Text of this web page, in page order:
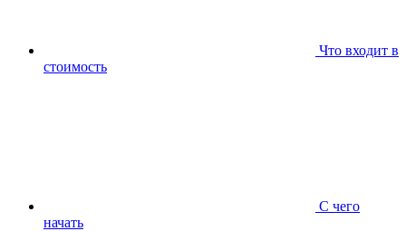
Что входит в
стоимость
С чего
начать